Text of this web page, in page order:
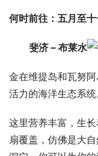
何时前往：五月至十
斐济 – 布莱水
金在维提岛和瓦努
活力的海洋生态系统
这里营养丰富，生
扇覆盖，仿佛是大